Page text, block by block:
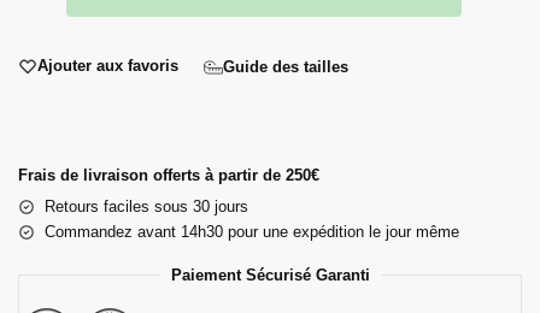
Ajouter aux favoris Guide des tailles
Frais de livraison offerts à partir de 250€
Retours faciles sous 30 jours
Commandez avant 14h30 pour une expédition le jour même
Paiement Sécurisé Garanti